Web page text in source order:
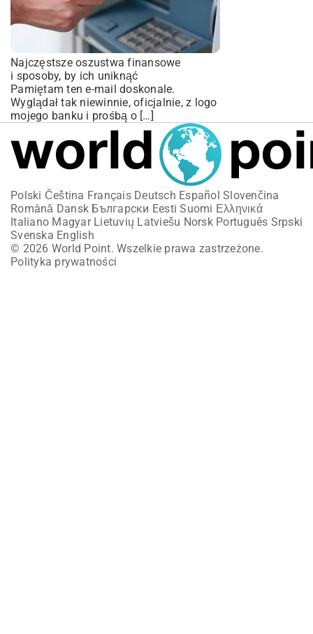
Najczęstsze oszustwa finansowe
i sposoby, by ich uniknąć
Pamiętam ten e-mail doskonale.
Wyglądał tak niewinnie, oficjalnie, z logo
mojego banku i prośbą o […]
Polski Čeština Français Deutsch Español Slovenčina
Română Dansk Български Eesti Suomi Ελληνικά
Italiano Magyar Lietuvių Latviešu Norsk Português Srpski
Svenska English
© 2026 World Point. Wszelkie prawa zastrzeżone.
Polityka prywatności